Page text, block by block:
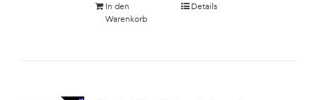
In den
Warenkorb
Details